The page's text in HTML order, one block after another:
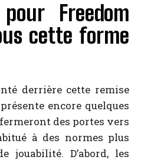
Freedom
cette forme
derrière cette remise
encore quelques
des portes vers
à des normes plus
jouabilité. D’abord, les